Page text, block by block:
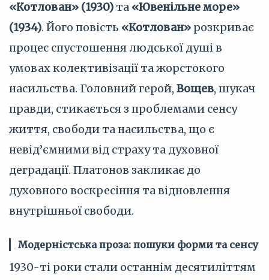
«Котлован» (1930) та «Ювенільне море»
(1934). Його повість «Котлован» розкриває
процес спустошення людської душі в
умовах колективізації та жорстокого
насильства. Головний герой, Вощев, шукач
правди, стикається з проблемами сенсу
життя, свободи та насильства, що є
невід’ємними від страху та духовної
деградації. Платонов закликає до
духовного воскресіння та відновлення
внутрішньої свободи.
Модерністська проза: пошуки форми та сенсу
1930-ті роки стали останнім десятиліттям